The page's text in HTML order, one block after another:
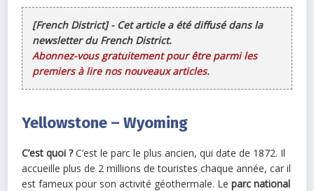
[French District] - Cet article a été diffusé dans la
newsletter du French District.
Abonnez-vous gratuitement pour être parmi les
premiers à lire nos nouveaux articles.
Yellowstone – Wyoming
C’est quoi ?C’est le parc le plus ancien, qui date de 1872. Il
accueille plus de 2 millions de touristes chaque année, car il
est fameux pour son activité géothermale. Leparc national